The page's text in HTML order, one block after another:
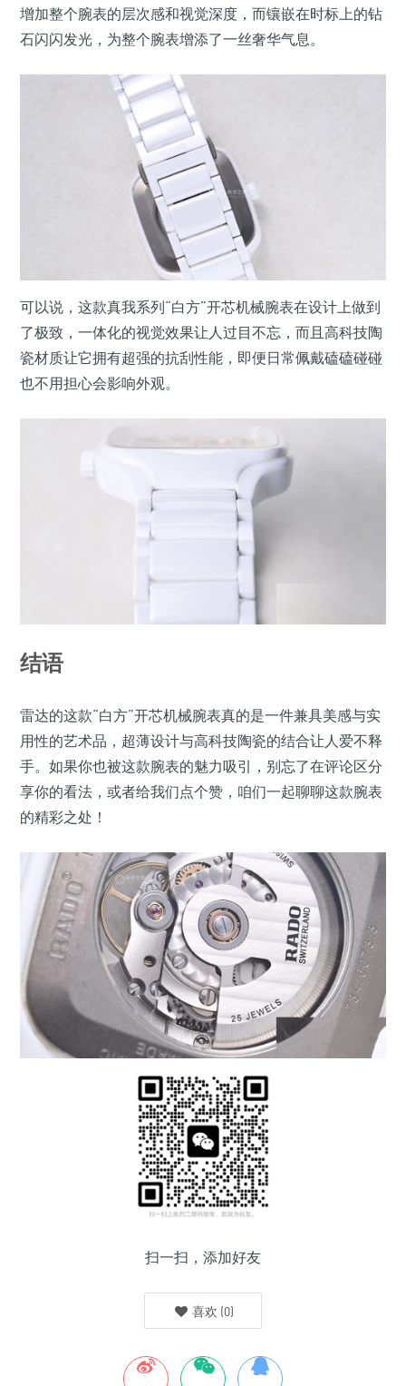
增加整个腕表的层次感和视觉深度，而镶嵌在时标上的钻
石闪闪发光，为整个腕表增添了一丝奢华气息。
可以说，这款真我系列“白方”开芯机械腕表在设计上做到
了极致，一体化的视觉效果让人过目不忘，而且高科技陶
瓷材质让它拥有超强的抗刮性能，即便日常佩戴磕磕碰碰
也不用担心会影响外观。
结语
雷达的这款“白方”开芯机械腕表真的是一件兼具美感与实
用性的艺术品，超薄设计与高科技陶瓷的结合让人爱不释
手。如果你也被这款腕表的魅力吸引，别忘了在评论区分
享你的看法，或者给我们点个赞，咱们一起聊聊这款腕表
的精彩之处！
扫一扫，添加好友
喜欢 (0)